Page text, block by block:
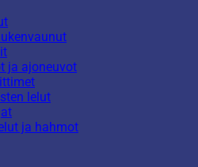
ja ajoneuvot
lelut
ja hahmot